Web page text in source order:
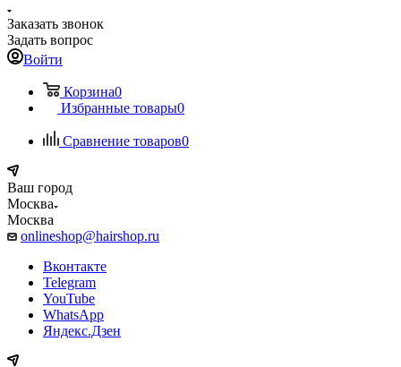
Заказать звонок
Задать вопрос
Войти
Корзина0
Избранные товары0
Сравнение товаров0
Ваш город
Москва
Москва
onlineshop@hairshop.ru
Вконтакте
Telegram
YouTube
WhatsApp
Яндекс.Дзен